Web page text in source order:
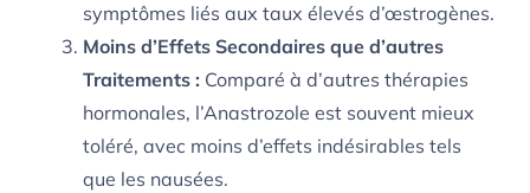
symptômes liés aux taux élevés d’œstrogènes.
Moins d’Effets Secondaires que d’autres
Traitements : Comparé à d’autres thérapies
hormonales, l’Anastrozole est souvent mieux
toléré, avec moins d’effets indésirables tels
que les nausées.